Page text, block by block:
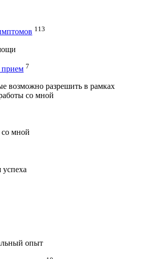
113
7
возможно разрешить в рамках
со мной
со мной
опыт